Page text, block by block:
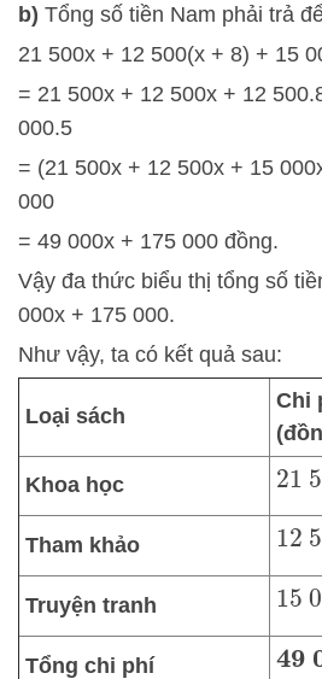
b) Tổng số tiền Nam phải trả
21 500x + 12 500(x + 8) + 15
= 21 500x + 12 500x + 12
000.5
= (21 500x + 12 500x + 15
000
= 49 000x + 175 000 đồng.
Vậy đa thức biểu thị tổng số
000x + 175 000.
Như vậy, ta có kết quả sau:
Loại sách
Chi
Khoa học 21
Tham khảo 12
Truyện tranh 15
Tổng chi phí 49